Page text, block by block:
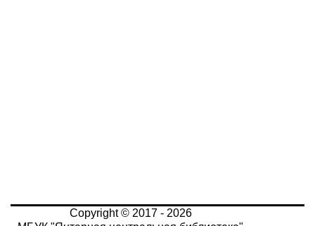
Copyright © 2017 - 2026